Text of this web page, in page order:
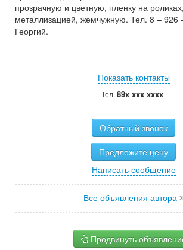
прозрачную и цветную, пленку на
металлизацией, жемчужную. Тел. 8 – 926
Георгий.
Показать контакты
Тел. 89x xxx xxxx
Обратный звонок
Предложите цену
Написать сообщение
Все объявления автора
Продвинуть